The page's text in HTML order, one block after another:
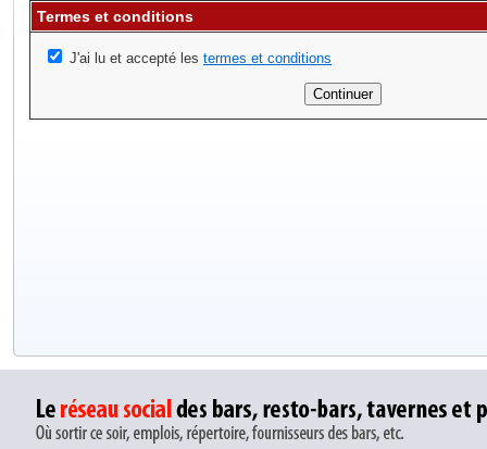
Termes et conditions
J'ai lu et accepté les termes et conditions